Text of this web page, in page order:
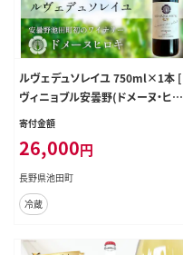
ルヴェデュソレイユ 750ml×1本 [
ヴィニョブル安曇野(ドメーヌ・ヒロ
キ) 長野県 池田町 48110600] ワイ
寄付金額
26,000円
長野県池田町
冷蔵